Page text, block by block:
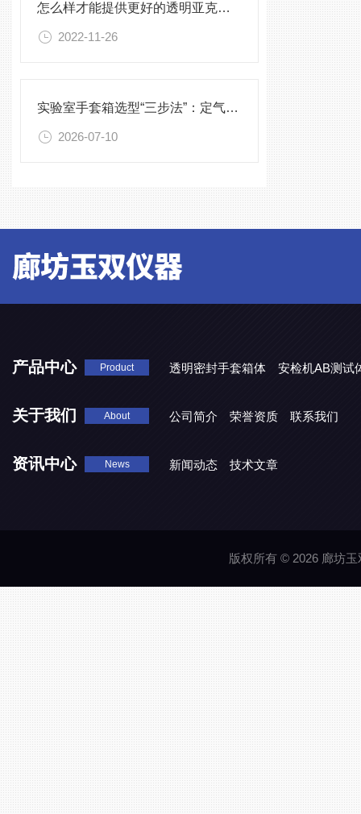
怎么样才能提供更好的透明亚克力加工产品
2022-11-26
实验室手套箱选型“三步法”：定气氛、定压差、定配件
2026-07-10
产品中心 Product 透明密封手套箱体 安检机AB测试
关于我们 About 公司简介 荣誉资质 联系我们
资讯中心 News 新闻动态 技术文章
版权所有 © 2026 廊坊